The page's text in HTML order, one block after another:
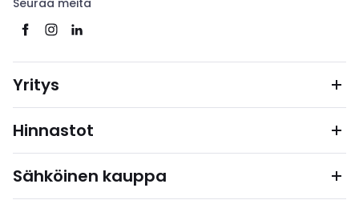
Seuraa meitä
Yritys
Hinnastot
Sähköinen kauppa